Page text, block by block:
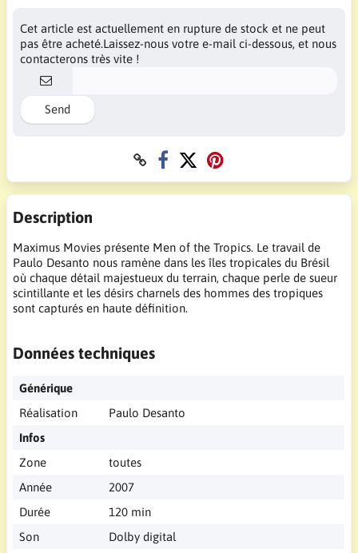
Cet article est actuellement en rupture de stock et ne peut
pas être acheté.Laissez-nous votre e-mail ci-dessous, et nous
contacterons très vite !
Send
Description
Maximus Movies présente Men of the Tropics. Le travail de
Paulo Desanto nous ramène dans les îles tropicales du Brésil
où chaque détail majestueux du terrain, chaque perle de sueur
scintillante et les désirs charnels des hommes des tropiques
sont capturés en haute définition.
Données techniques
Générique
Réalisation
Paulo Desanto
Infos
Zone
toutes
Année
2007
Durée
120 min
Son
Dolby digital